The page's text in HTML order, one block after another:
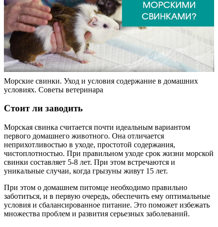
Морские свинки. Уход и условия содержание в домашних
условиях. Советы ветеринара
Стоит ли заводить
Морская свинка считается почти идеальным вариантом
первого домашнего животного. Она отличается
неприхотливостью в уходе, простотой содержания,
чистоплотностью. При правильном уходе срок жизни морской
свинки составляет 5-8 лет. При этом встречаются и
уникальные случаи, когда грызуны живут 15 лет.
При этом о домашнем питомце необходимо правильно
заботиться, и в первую очередь, обеспечить ему оптимальные
условия и сбалансированное питание. Это поможет избежать
множества проблем и развития серьезных заболеваний.